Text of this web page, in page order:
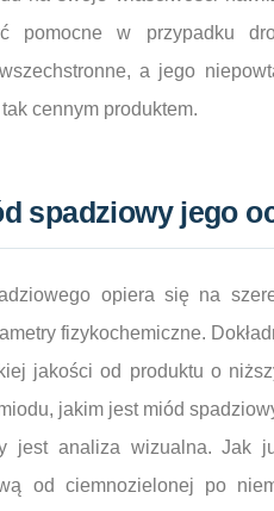
pomocne w przypadku
a jego
cennym produktem.
spadziowy jego
opiera się na
fizykochemiczne.
jakości od produktu o
jakim jest miód
jest analiza wizualna. Jak
od ciemnozielonej po